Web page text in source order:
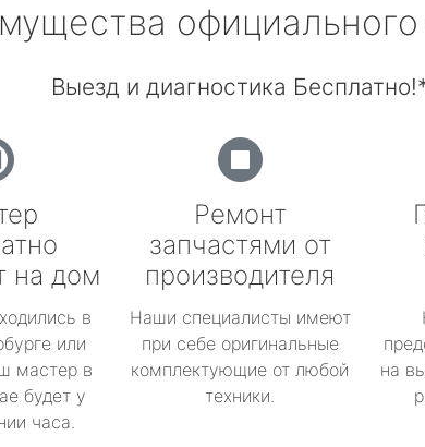
официального
Выезд и диагностика
на дом
в
или
мастер в
будет у
часа.
Ремонт
запчастями от
производителя
Наши специалисты имеют
при себе оригинальные
комплектующие от любой
техники.
на